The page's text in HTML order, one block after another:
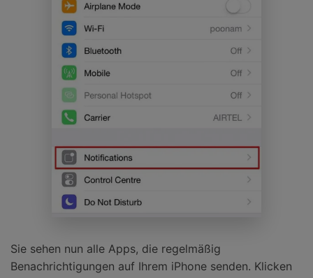
Sie sehen nun alle Apps, die regelmäßig
Benachrichtigungen auf Ihrem iPhone senden. Klicken